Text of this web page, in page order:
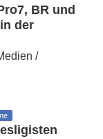
BR und
der
/